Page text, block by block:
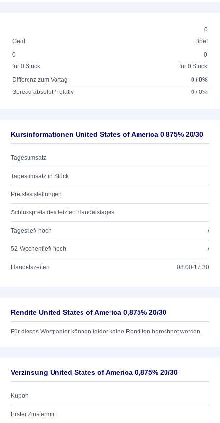
0
Geld
Brief
0
für 0 Stück
0
für 0 Stück
Differenz zum Vortag
0 / 0%
Spread absolut / relativ
0 / 0%
Kursinformationen United States of America 0,875% 20/30
Tagesumsatz
Tagesumsatz in Stück
Preisfeststellungen
Schlusspreis des letzten Handelstages
Tagestief/-hoch /
52-Wochentief/-hoch /
Handelszeiten 08:00-17:30
Rendite United States of America 0,875% 20/30
Für dieses Wertpapier können leider keine Renditen berechnet werden.
Verzinsung United States of America 0,875% 20/30
Kupon
Erster Zinstermin